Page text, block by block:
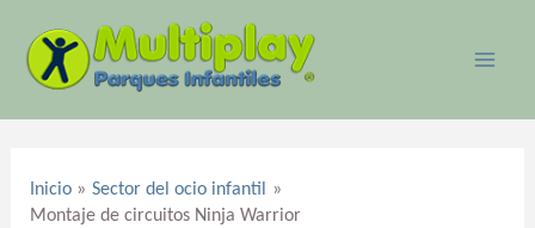
contenido
Inicio
Sector del ocio infantil
Montaje de circuitos Ninja Warrior
entradas